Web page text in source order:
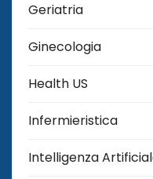
Geriatria
Ginecologia
Health US
Infermieristica
Intelligenza